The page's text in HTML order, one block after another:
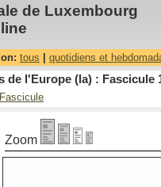
de Luxembourg
tous quotidiens et
de l'Europe (la) : Fascicule
Fascicule
Zoom